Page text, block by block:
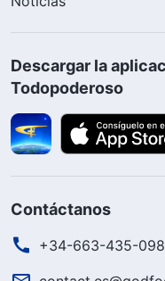
Descargar la
Todopoderoso
Contáctanos
+34-663-435-098